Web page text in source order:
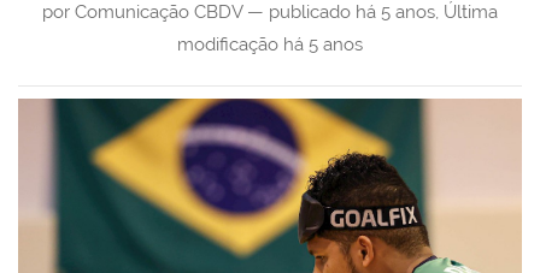
por Comunicação CBDV — publicado há 5 anos, Última
modificação há 5 anos